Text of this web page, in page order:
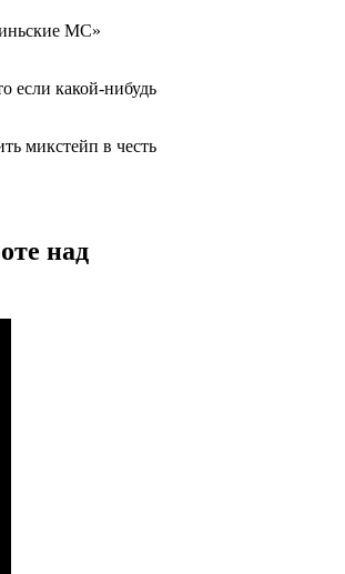
МС»
если какой-нибудь
микстейп в честь
над